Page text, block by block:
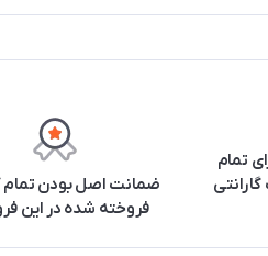
تمام
ضمانت اصل بودن تمام
فروخته شده در این